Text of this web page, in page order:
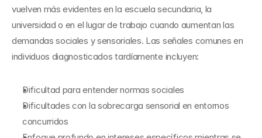
vuelven más evidentes en la escuela secundaria, la
universidad o en el lugar de trabajo cuando aumentan las
demandas sociales y sensoriales. Las señales comunes en
individuos diagnosticados tardíamente incluyen:
Dificultad para entender normas sociales
Dificultades con la sobrecarga sensorial en entornos
concurridos